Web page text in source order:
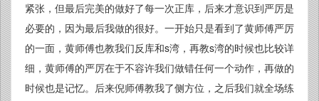
紧张，但最后完美的做好了每一次正库，后来才意识到严厉是
必要的，因为最后我做的很好。一开始只是看到了黄师傅严厉
的一面，黄师傅也教我们反库和s湾，再教s湾的时候也比较详
细，黄师傅的严厉在于不容许我们做错任何一个动作，再做的
时候也是记忆。后来倪师傅教我了侧方位，之后我们就全场练